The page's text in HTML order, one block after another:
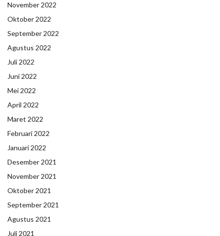
November 2022
Oktober 2022
September 2022
Agustus 2022
Juli 2022
Juni 2022
Mei 2022
April 2022
Maret 2022
Februari 2022
Januari 2022
Desember 2021
November 2021
Oktober 2021
September 2021
Agustus 2021
Juli 2021